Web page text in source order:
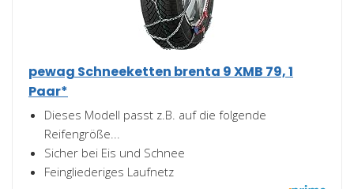
pewag Schneeketten brenta 9 XMB 79, 1
Paar*
Dieses Modell passt z.B. auf die folgende
Reifengröße...
Sicher bei Eis und Schnee
Feingliederiges Laufnetz